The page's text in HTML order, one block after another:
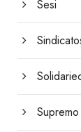
Sesi